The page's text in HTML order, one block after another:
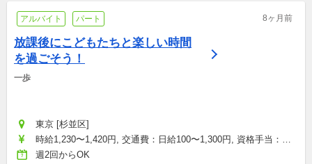
アルバイト パート 8ヶ月前
放課後にこどもたちと楽しい時間
を過ごそう！
一歩
東京 [杉並区]
時給1,230〜1,420円, 交通費：日給100〜1,300円, 資格手当：日
給50円
週2回からOK